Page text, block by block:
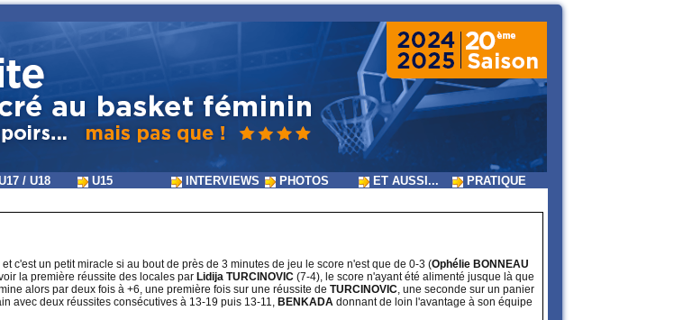
/ U18 U15 INTERVIEWS PHOTOS ET AUSSI... PRATIQUE
c'est un petit miracle si au bout de près de 3 minutes de jeu le score n'est que de 0-3 (Ophélie BONNEAU
la première réussite des locales par Lidija TURCINOVIC (7-4), le score n'ayant été alimenté jusque là que
alors par deux fois à +6, une première fois sur une réussite de TURCINOVIC, une seconde sur un panier
avec deux réussites consécutives à 13-19 puis 13-11, BENKADA donnant de loin l'avantage à son équipe